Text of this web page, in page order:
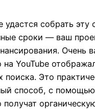
удастся собрать эту
сроки — ваш
Очень
YouTube
поиска. Это
способ, с